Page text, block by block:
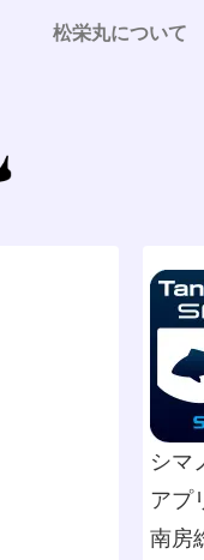
松栄丸について
シマ
アプ
南房